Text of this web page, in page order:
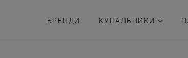
БРЕНДИ КУПАЛЬНИКИ